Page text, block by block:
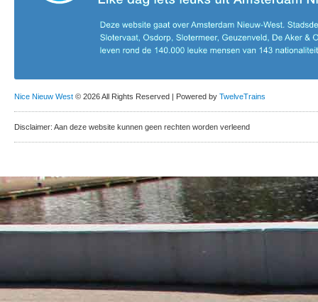
Nice Nieuw West © 2026 All Rights Reserved | Powered by TwelveTrains
Disclaimer: Aan deze website kunnen geen rechten worden verleend